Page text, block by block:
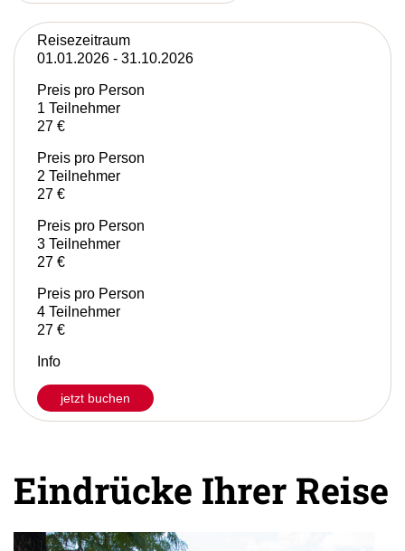
Reisezeitraum
01.01.2026 - 31.10.2026
Preis pro Person
1 Teilnehmer
27 €
Preis pro Person
2 Teilnehmer
27 €
Preis pro Person
3 Teilnehmer
27 €
Preis pro Person
4 Teilnehmer
27 €
Info
jetzt buchen
Eindrücke Ihrer Reise